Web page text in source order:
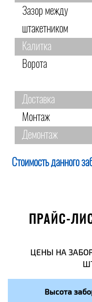
Зазор между
штакетником
Калитка
Ворота
Доставка
Монтаж
Демонтаж
Стоимость данного
ПРАЙС-
ЦЕНЫ НА
Высота